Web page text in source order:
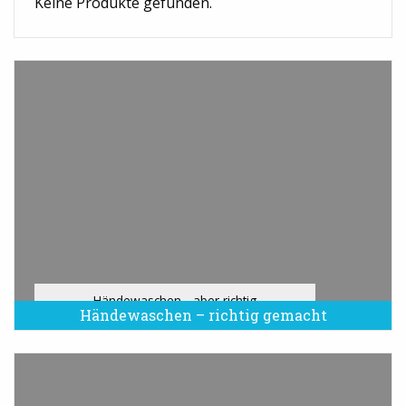
Händewaschen – richtig gemacht
Händewaschen - aber richtig